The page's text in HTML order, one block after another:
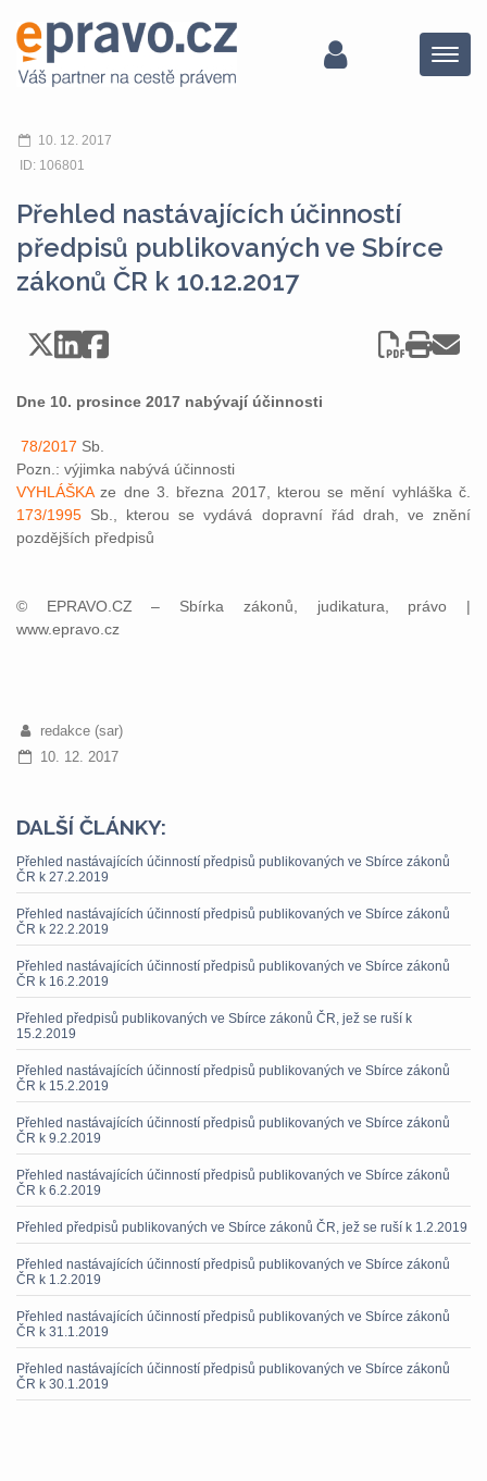
Menu
10. 12. 2017
ID: 106801
Přehled nastávajících účinností
předpisů publikovaných ve Sbírce
zákonů ČR k 10.12.2017
Dne 10. prosince 2017 nabývají účinnosti
78/2017 Sb.
Pozn.: výjimka nabývá účinnosti
VYHLÁŠKAze dne 3. března 2017, kterou se mění vyhláška č.
173/1995 Sb., kterou se vydává dopravní řád drah, ve znění
pozdějších předpisů
© EPRAVO.CZ – Sbírka zákonů, judikatura, právo |
www.epravo.cz
redakce (sar)
10. 12. 2017
DALŠÍ ČLÁNKY:
Přehled nastávajících účinností předpisů publikovaných ve Sbírce zákonů
ČR k 27.2.2019
Přehled nastávajících účinností předpisů publikovaných ve Sbírce zákonů
ČR k 22.2.2019
Přehled nastávajících účinností předpisů publikovaných ve Sbírce zákonů
ČR k 16.2.2019
Přehled předpisů publikovaných ve Sbírce zákonů ČR, jež se ruší k
15.2.2019
Přehled nastávajících účinností předpisů publikovaných ve Sbírce zákonů
ČR k 15.2.2019
Přehled nastávajících účinností předpisů publikovaných ve Sbírce zákonů
ČR k 9.2.2019
Přehled nastávajících účinností předpisů publikovaných ve Sbírce zákonů
ČR k 6.2.2019
Přehled předpisů publikovaných ve Sbírce zákonů ČR, jež se ruší k 1.2.2019
Přehled nastávajících účinností předpisů publikovaných ve Sbírce zákonů
ČR k 1.2.2019
Přehled nastávajících účinností předpisů publikovaných ve Sbírce zákonů
ČR k 31.1.2019
Přehled nastávajících účinností předpisů publikovaných ve Sbírce zákonů
ČR k 30.1.2019